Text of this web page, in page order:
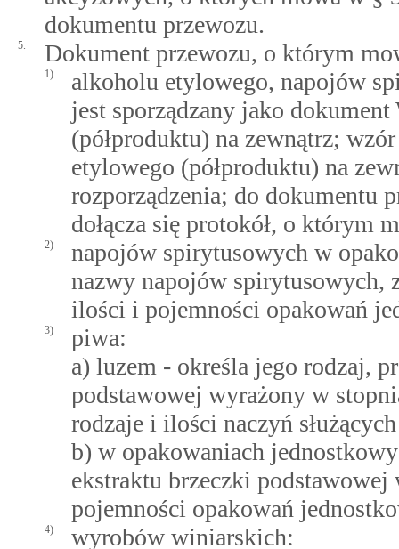
dokumentu przewozu.
5. Dokument przewozu, o którym
1)
alkoholu etylowego, napojów
jest sporządzany jako
(półproduktu) na zewnątrz;
etylowego (półproduktu) na
rozporządzenia; do dokumentu
dołącza się protokół, o którym
2)
napojów spirytusowych w
nazwy napojów spirytusowych,
ilości i pojemności opakowań
3)
piwa:
a) luzem - określa jego rodzaj,
podstawowej wyrażony w
rodzaje i ilości naczyń
b) w opakowaniach
ekstraktu brzeczki
pojemności opakowań
4)
wyrobów winiarskich: